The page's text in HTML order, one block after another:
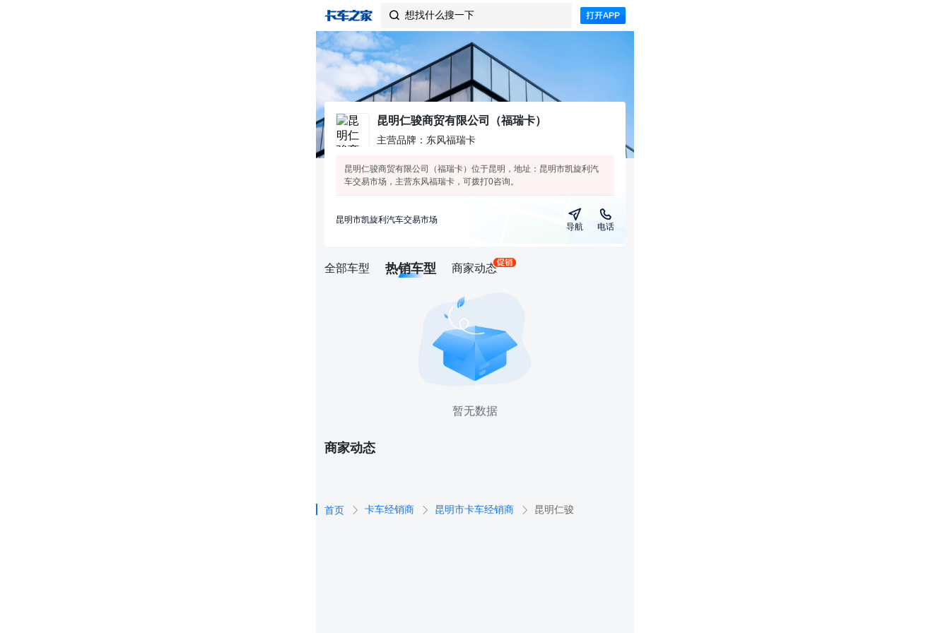
 想找什么搜一下
昆明仁骏商贸有限公司（福瑞卡）
主营品牌：东风福瑞卡
昆明仁骏商贸有限公司（福瑞卡）位于昆明，地址：昆明市凯旋利汽
车交易市场，主营东风福瑞卡，可拨打0咨询。
昆明市凯旋利汽车交易市场
导航 电话
全部车型 热销车型 商家动态
暂无数据
商家动态
首页 卡车经销商 昆明市卡车经销商 昆明仁骏